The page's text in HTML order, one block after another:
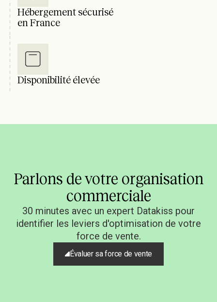
Hébergement sécurisé
en France
Disponibilité élevée
Parlons de votre organisation
commerciale
30 minutes avec un expert Datakiss pour
identifier les leviers d'optimisation de votre
force de vente.
Évaluer sa force de vente